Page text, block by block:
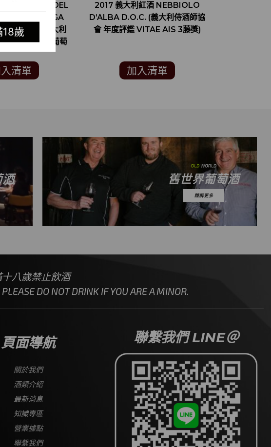
18歲
酒 BAROLO DEL
SERRALUNGA
1.5L (義大利
AIS 4個葡萄
藤)
清單
2017 義大利紅酒 NEBBIOLO
D’ALBA D.O.C. (義大利侍酒師協
會 年度評鑑 VITAE AIS 3藤獎)
加入清單
八歲禁止飲酒
DO NOT DRINK IF YOU ARE A MINOR.
頁面導航
關於我們
酒類介紹
最新消息
知識專區
營業據點
聯繫我們
聯繫我們 LINE＠